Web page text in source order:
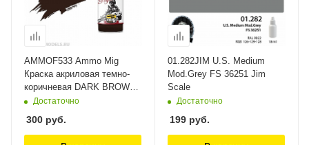
AMMOF533 Ammo Mig
Краска акриловая темно-
коричневая DARK BROWN
Ammo Mig
Достаточно
300 руб.
01.282JIM U.S. Medium
Mod.Grey FS 36251 Jim
Scale
Достаточно
199 руб.